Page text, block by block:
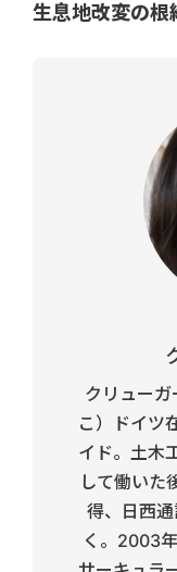
生息地改変の根
クリューガ
こ）ドイツ
イド。土木
して働いた
得、日西
く。2003